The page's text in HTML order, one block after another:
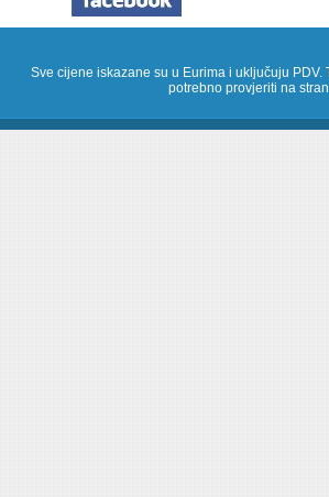
Sve cijene iskazane su u Eurima i uključuju
potrebno provjeriti na